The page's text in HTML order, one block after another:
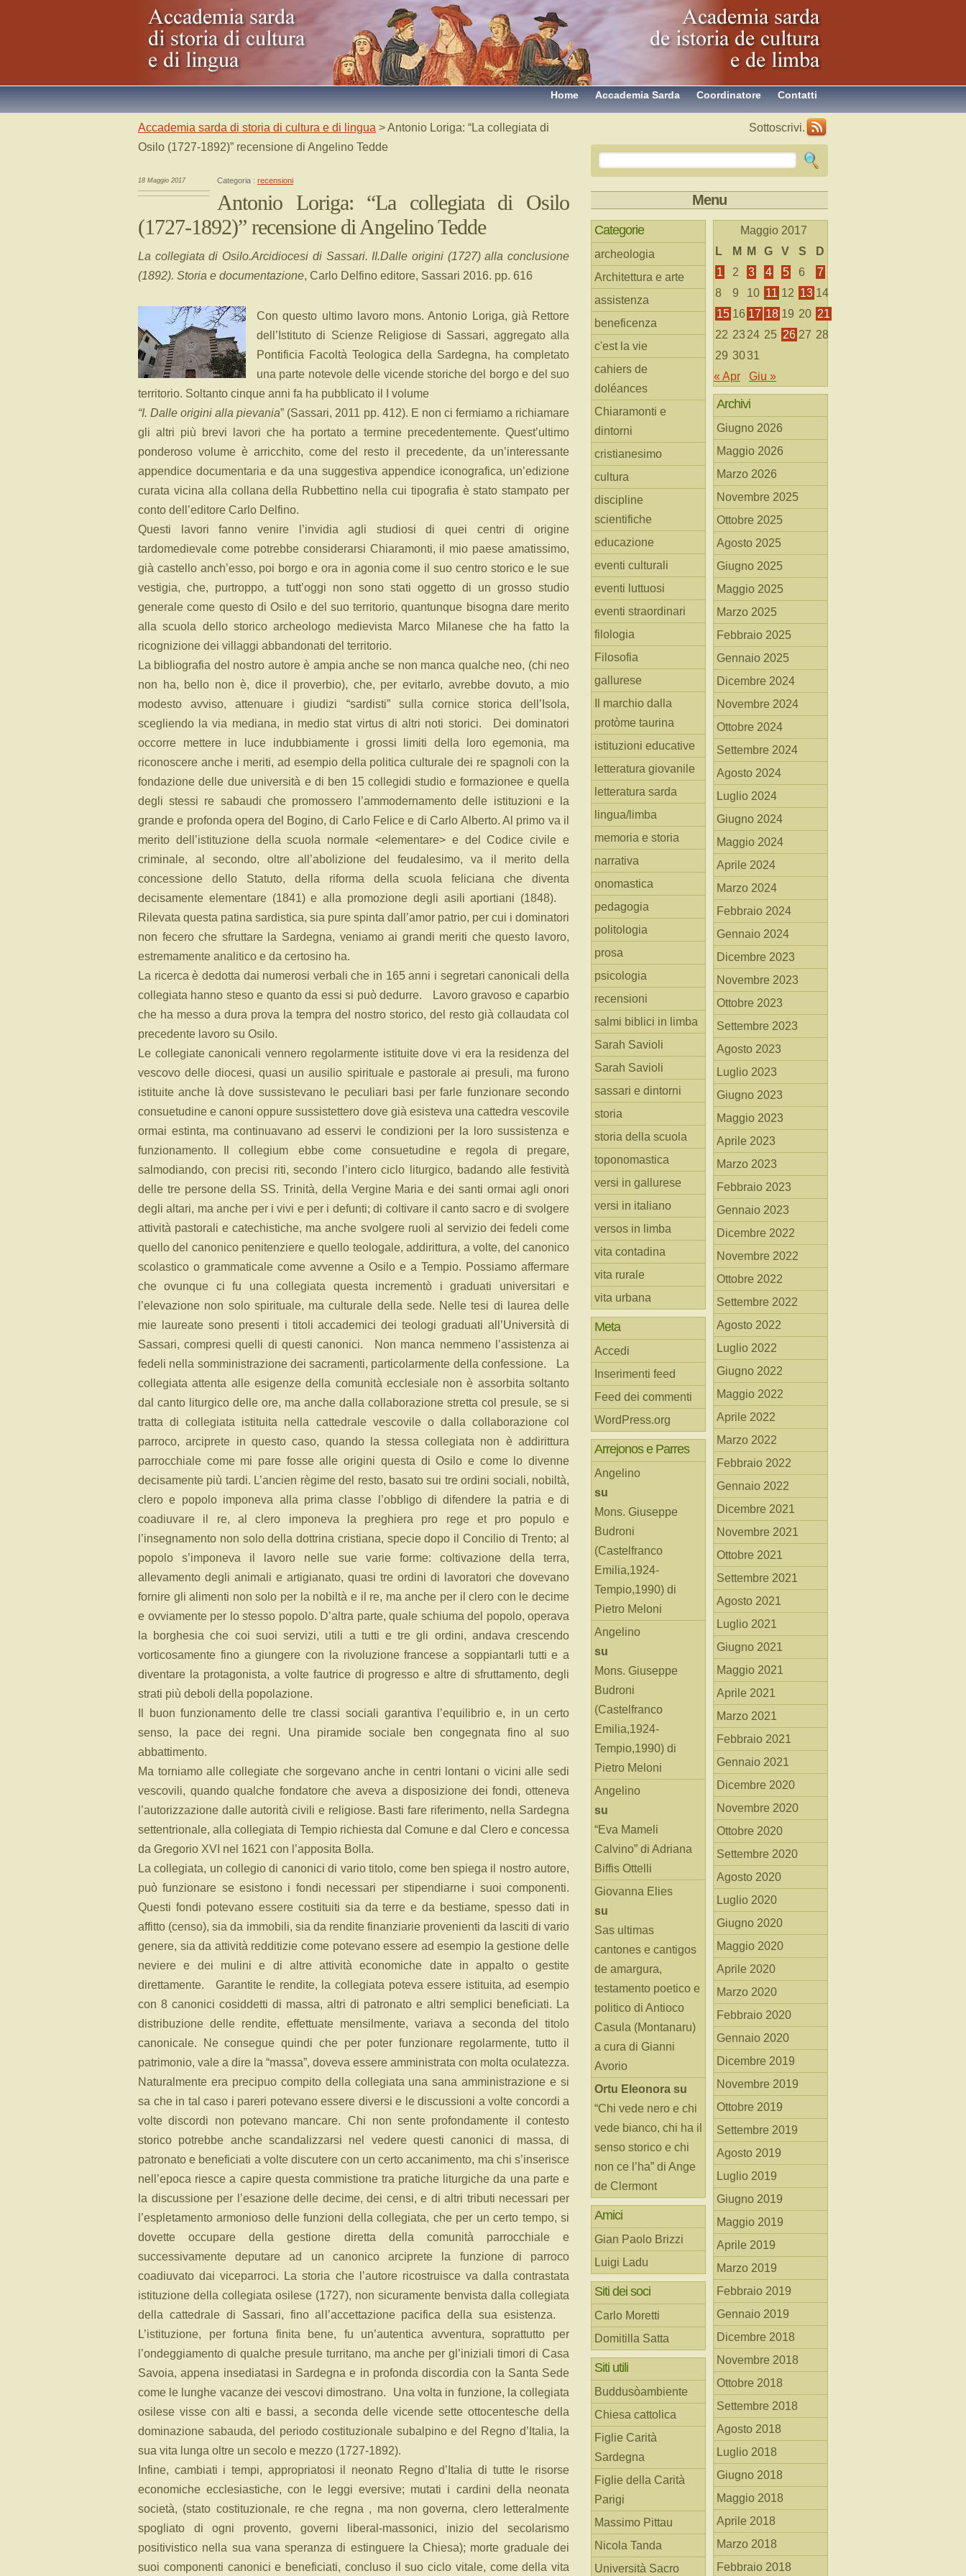
Contatti
Coordinatore
Accademia Sarda
Home
Accademia sarda di storia di cultura e di lingua > Antonio Loriga: “La collegiata di
Osilo (1727-1892)” recensione di Angelino Tedde
18 Maggio 2017 Categoria : recensioni
Antonio Loriga: “La collegiata di Osilo
(1727-1892)” recensione di Angelino Tedde
La collegiata di Osilo.Arcidiocesi di Sassari. II.Dalle origini (1727) alla conclusione
(1892). Storia e documentazione, Carlo Delfino editore, Sassari 2016. pp. 616
Con questo ultimo lavoro mons. Antonio Loriga, già Rettore
dell’Istituto di Scienze Religiose di Sassari, aggregato alla
Pontificia Facoltà Teologica della Sardegna, ha completato
una parte notevole delle vicende storiche del borgo e del suo
territorio. Soltanto cinque anni fa ha pubblicato il I volume
“I. Dalle origini alla pievania” (Sassari, 2011 pp. 412). E non ci fermiamo a richiamare
gli altri più brevi lavori che ha portato a termine precedentemente. Quest’ultimo
ponderoso volume è arricchito, come del resto il precedente, da un’interessante
appendice documentaria e da una suggestiva appendice iconografica, un’edizione
curata vicina alla collana della Rubbettino nella cui tipografia è stato stampato per
conto dell’editore Carlo Delfino.
Questi lavori fanno venire l’invidia agli studiosi di quei centri di origine
tardomedievale come potrebbe considerarsi Chiaramonti, il mio paese amatissimo,
già castello anch’esso, poi borgo e ora in agonia come il suo centro storico e le sue
vestigia, che, purtroppo, a tutt’oggi non sono stati oggetto di un grosso studio
generale come questo di Osilo e del suo territorio, quantunque bisogna dare merito
alla scuola dello storico archeologo medievista Marco Milanese che ha fatto la
ricognizione dei villaggi abbandonati del territorio.
La bibliografia del nostro autore è ampia anche se non manca qualche neo, (chi neo
non ha, bello non è, dice il proverbio), che, per evitarlo, avrebbe dovuto, a mio
modesto avviso, attenuare i giudizi “sardisti” sulla cornice storica dell’Isola,
scegliendo la via mediana, in medio stat virtus di altri noti storici. Dei dominatori
occorre mettere in luce indubbiamente i grossi limiti della loro egemonia, ma
riconoscere anche i meriti, ad esempio della politica culturale dei re spagnoli con la
fondazione delle due università e di ben 15 collegidi studio e formazionee e quella
degli stessi re sabaudi che promossero l’ammodernamento delle istituzioni e la
grande e profonda opera del Bogino, di Carlo Felice e di Carlo Alberto. Al primo va il
merito dell’istituzione della scuola normale <elementare> e del Codice civile e
criminale, al secondo, oltre all’abolizione del feudalesimo, va il merito della
concessione dello Statuto, della riforma della scuola feliciana che diventa
decisamente elementare (1841) e alla promozione degli asili aportiani (1848).
Rilevata questa patina sardistica, sia pure spinta dall’amor patrio, per cui i dominatori
non fecero che sfruttare la Sardegna, veniamo ai grandi meriti che questo lavoro,
estremamente analitico e da certosino ha.
La ricerca è dedotta dai numerosi verbali che in 165 anni i segretari canonicali della
collegiata hanno steso e quanto da essi si può dedurre. Lavoro gravoso e caparbio
che ha messo a dura prova la tempra del nostro storico, del resto già collaudata col
precedente lavoro su Osilo.
Le collegiate canonicali vennero regolarmente istituite dove vi era la residenza del
vescovo delle diocesi, quasi un ausilio spirituale e pastorale ai presuli, ma furono
istituite anche là dove sussistevano le peculiari basi per farle funzionare secondo
consuetudine e canoni oppure sussistettero dove già esisteva una cattedra vescovile
ormai estinta, ma continuavano ad esservi le condizioni per la loro sussistenza e
funzionamento. Il collegium ebbe come consuetudine e regola di pregare,
salmodiando, con precisi riti, secondo l’intero ciclo liturgico, badando alle festività
delle tre persone della SS. Trinità, della Vergine Maria e dei santi ormai agli onori
degli altari, ma anche per i vivi e per i defunti; di coltivare il canto sacro e di svolgere
attività pastorali e catechistiche, ma anche svolgere ruoli al servizio dei fedeli come
quello del canonico penitenziere e quello teologale, addirittura, a volte, del canonico
scolastico o grammaticale come avvenne a Osilo e a Tempio. Possiamo affermare
che ovunque ci fu una collegiata questa incrementò i graduati universitari e
l’elevazione non solo spirituale, ma culturale della sede. Nelle tesi di laurea delle
mie laureate sono presenti i titoli accademici dei teologi graduati all’Università di
Sassari, compresi quelli di questi canonici. Non manca nemmeno l’assistenza ai
fedeli nella somministrazione dei sacramenti, particolarmente della confessione. La
collegiata attenta alle esigenze della comunità ecclesiale non è assorbita soltanto
dal canto liturgico delle ore, ma anche dalla collaborazione stretta col presule, se si
tratta di collegiata istituita nella cattedrale vescovile o dalla collaborazione col
parroco, arciprete in questo caso, quando la stessa collegiata non è addirittura
parrocchiale come mi pare fosse alle origini questa di Osilo e come lo divenne
decisamente più tardi. L’ancien règime del resto, basato sui tre ordini sociali, nobiltà,
clero e popolo imponeva alla prima classe l’obbligo di difendere la patria e di
coadiuvare il re, al clero imponeva la preghiera pro rege et pro populo e
l’insegnamento non solo della dottrina cristiana, specie dopo il Concilio di Trento; al
popolo s’imponeva il lavoro nelle sue varie forme: coltivazione della terra,
allevamento degli animali e artigianato, quasi tre ordini di lavoratori che dovevano
fornire gli alimenti non solo per la nobiltà e il re, ma anche per il clero con le decime
e ovviamente per lo stesso popolo. D’altra parte, quale schiuma del popolo, operava
la borghesia che coi suoi servizi, utili a tutti e tre gli ordini, andava crescendo
vorticosamente fino a giungere con la rivoluzione francese a soppiantarli tutti e a
diventare la protagonista, a volte fautrice di progresso e altre di sfruttamento, degli
strati più deboli della popolazione.
Il buon funzionamento delle tre classi sociali garantiva l’equilibrio e, in un certo
senso, la pace dei regni. Una piramide sociale ben congegnata fino al suo
abbattimento.
Ma torniamo alle collegiate che sorgevano anche in centri lontani o vicini alle sedi
vescovili, quando qualche fondatore che aveva a disposizione dei fondi, otteneva
l’autorizzazione dalle autorità civili e religiose. Basti fare riferimento, nella Sardegna
settentrionale, alla collegiata di Tempio richiesta dal Comune e dal Clero e concessa
da Gregorio XVI nel 1621 con l’apposita Bolla.
La collegiata, un collegio di canonici di vario titolo, come ben spiega il nostro autore,
può funzionare se esistono i fondi necessari per stipendiarne i suoi componenti.
Questi fondi potevano essere costituiti sia da terre e da bestiame, spesso dati in
affitto (censo), sia da immobili, sia da rendite finanziarie provenienti da lasciti di vario
genere, sia da attività redditizie come potevano essere ad esempio la gestione delle
neviere e dei mulini e di altre attività economiche date in appalto o gestite
direttamente. Garantite le rendite, la collegiata poteva essere istituita, ad esempio
con 8 canonici cosiddetti di massa, altri di patronato e altri semplici beneficiati. La
distribuzione delle rendite, effettuate mensilmente, variava a seconda del titolo
canonicale. Ne consegue quindi che per poter funzionare regolarmente, tutto il
patrimonio, vale a dire la “massa”, doveva essere amministrata con molta oculatezza.
Naturalmente era precipuo compito della collegiata una sana amministrazione e si
sa che in tal caso i pareri potevano essere diversi e le discussioni a volte concordi a
volte discordi non potevano mancare. Chi non sente profondamente il contesto
storico potrebbe anche scandalizzarsi nel vedere questi canonici di massa, di
patronato e beneficiati a volte discutere con un certo accanimento, ma chi s’inserisce
nell’epoca riesce a capire questa commistione tra pratiche liturgiche da una parte e
la discussione per l’esazione delle decime, dei censi, e di altri tributi necessari per
l’espletamento armonioso delle funzioni della collegiata, che per un certo tempo, si
dovette occupare della gestione diretta della comunità parrocchiale e
successivamente deputare ad un canonico arciprete la funzione di parroco
coadiuvato dai viceparroci. La storia che l’autore ricostruisce va dalla contrastata
istituzione della collegiata osilese (1727), non sicuramente benvista dalla collegiata
della cattedrale di Sassari, fino all’accettazione pacifica della sua esistenza.
L’istituzione, per fortuna finita bene, fu un’autentica avventura, soprattutto per
l’ondeggiamento di qualche presule turritano, ma anche per gl’iniziali timori di Casa
Savoia, appena insediatasi in Sardegna e in profonda discordia con la Santa Sede
come le lunghe vacanze dei vescovi dimostrano. Una volta in funzione, la collegiata
osilese visse con alti e bassi, a seconda delle vicende sette ottocentesche della
dominazione sabauda, del periodo costituzionale subalpino e del Regno d’Italia, la
sua vita lunga oltre un secolo e mezzo (1727-1892).
Infine, cambiati i tempi, appropriatosi il neonato Regno d’Italia di tutte le risorse
economiche ecclesiastiche, con le leggi eversive; mutati i cardini della neonata
società, (stato costituzionale, re che regna , ma non governa, clero letteralmente
spogliato di ogni provento, governi liberal-massonici, inizio del secolarismo
positivistico nella sua vana speranza di estinguere la Chiesa); morte graduale dei
suoi componenti canonici e beneficiati, concluso il suo ciclo vitale, come della vita
Sottoscrivi.
Menu
Categorie
archeologia
Architettura e arte
assistenza
beneficenza
c'est la vie
cahiers de
doléances
Chiaramonti e
dintorni
cristianesimo
cultura
discipline
scientifiche
educazione
eventi culturali
eventi luttuosi
eventi straordinari
filologia
Filosofia
gallurese
Il marchio dalla
protòme taurina
istituzioni educative
letteratura giovanile
letteratura sarda
lingua/limba
memoria e storia
narrativa
onomastica
pedagogia
politologia
prosa
psicologia
recensioni
salmi biblici in limba
Sarah Savioli
Sarah Savioli
sassari e dintorni
storia
storia della scuola
toponomastica
versi in gallurese
versi in italiano
versos in limba
vita contadina
vita rurale
vita urbana
Meta
Accedi
Inserimenti feed
Feed dei commenti
WordPress.org
Arrejonos e Parres
Angelino
su
Mons. Giuseppe
Budroni
(Castelfranco
Emilia,1924-
Tempio,1990) di
Pietro Meloni
Angelino
su
Mons. Giuseppe
Budroni
(Castelfranco
Emilia,1924-
Tempio,1990) di
Pietro Meloni
Angelino
su
“Eva Mameli
Calvino” di Adriana
Biffis Ottelli
Giovanna Elies
su
Sas ultimas
cantones e cantigos
de amargura,
testamento poetico e
politico di Antioco
Casula (Montanaru)
a cura di Gianni
Avorio
Ortu Eleonora su
“Chi vede nero e chi
vede bianco, chi ha il
senso storico e chi
non ce l’ha” di Ange
de Clermont
Amici
Gian Paolo Brizzi
Luigi Ladu
Siti dei soci
Carlo Moretti
Domitilla Satta
Siti utili
Buddusòambiente
Chiesa cattolica
Figlie Carità
Sardegna
Figlie della Carità
Parigi
Massimo Pittau
Nicola Tanda
Università Sacro
Maggio 2017
L
M M G V S
D
1
2 3 4 5 6
7
8
9 10 11 12 13 14
15 16 17 18 19 20 21
22 23 24 25 26 27 28
29 3031
« Apr
Giu »
Archivi
Giugno 2026
Maggio 2026
Marzo 2026
Novembre 2025
Ottobre 2025
Agosto 2025
Giugno 2025
Maggio 2025
Marzo 2025
Febbraio 2025
Gennaio 2025
Dicembre 2024
Novembre 2024
Ottobre 2024
Settembre 2024
Agosto 2024
Luglio 2024
Giugno 2024
Maggio 2024
Aprile 2024
Marzo 2024
Febbraio 2024
Gennaio 2024
Dicembre 2023
Novembre 2023
Ottobre 2023
Settembre 2023
Agosto 2023
Luglio 2023
Giugno 2023
Maggio 2023
Aprile 2023
Marzo 2023
Febbraio 2023
Gennaio 2023
Dicembre 2022
Novembre 2022
Ottobre 2022
Settembre 2022
Agosto 2022
Luglio 2022
Giugno 2022
Maggio 2022
Aprile 2022
Marzo 2022
Febbraio 2022
Gennaio 2022
Dicembre 2021
Novembre 2021
Ottobre 2021
Settembre 2021
Agosto 2021
Luglio 2021
Giugno 2021
Maggio 2021
Aprile 2021
Marzo 2021
Febbraio 2021
Gennaio 2021
Dicembre 2020
Novembre 2020
Ottobre 2020
Settembre 2020
Agosto 2020
Luglio 2020
Giugno 2020
Maggio 2020
Aprile 2020
Marzo 2020
Febbraio 2020
Gennaio 2020
Dicembre 2019
Novembre 2019
Ottobre 2019
Settembre 2019
Agosto 2019
Luglio 2019
Giugno 2019
Maggio 2019
Aprile 2019
Marzo 2019
Febbraio 2019
Gennaio 2019
Dicembre 2018
Novembre 2018
Ottobre 2018
Settembre 2018
Agosto 2018
Luglio 2018
Giugno 2018
Maggio 2018
Aprile 2018
Marzo 2018
Febbraio 2018